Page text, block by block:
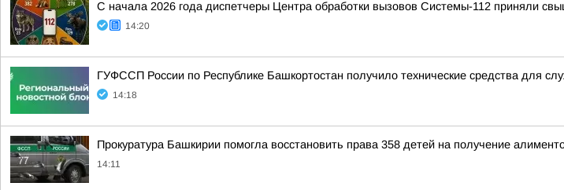
С начала 2026 года диспетчеры Центра обработки вызовов Системы-112 приняли
14:20
ГУФССП России по Республике Башкортостан получило технические средства для
14:18
Прокуратура Башкирии помогла восстановить права 358 детей на получение
14:11